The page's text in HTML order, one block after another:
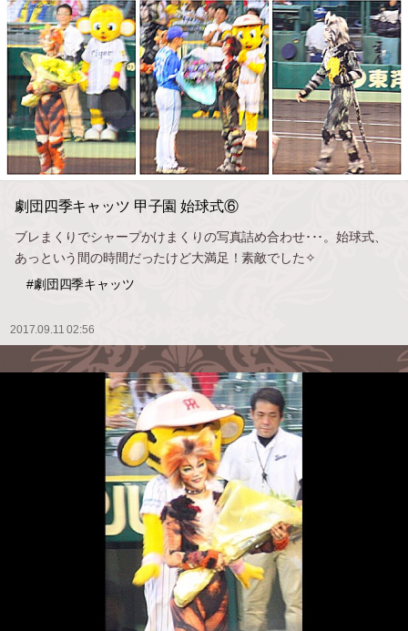
劇団四季キャッツ 甲子園 始球式⑥
ブレまくりでシャープかけまくりの写真詰め合わせ･･･。始球式、
あっという間の時間だったけど大満足！素敵でした✧
#劇団四季キャッツ
2017.09.11 02:56